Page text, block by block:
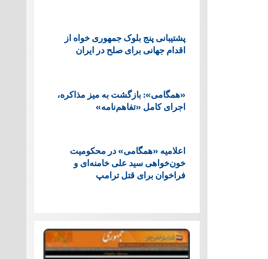
پشتيبانی پنج بلوک جمهوری خواه از
اقدام جهانی برای صلح در ایران
«همگامی»: بازگشت به میز مذاکره،
اجرای کامل «تفاهم‌نامه»
اعلامیه «همگامی» در محکومیت
خون‌خواهی سید علی خامنه‌ای و
فراخوان برای قتل ترامپ